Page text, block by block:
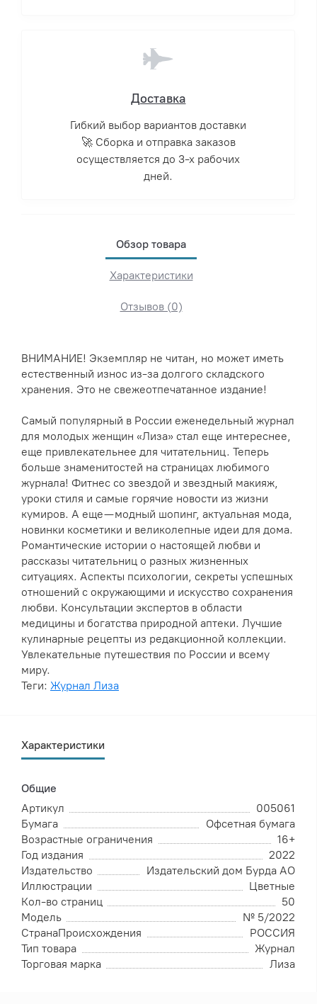
Доставка
Гибкий выбор вариантов доставки
🚀 Сборка и отправка заказов
осуществляется до 3-х рабочих
дней.
Обзор товара
Характеристики
Отзывов (0)
ВНИМАНИЕ! Экземпляр не читан, но может иметь
естественный износ из-за долгого складского
хранения. Это не свежеотпечатанное издание!
Самый популярный в России еженедельный журнал
для молодых женщин «Лиза» стал еще интереснее,
еще привлекательнее для читательниц. Теперь
больше знаменитостей на страницах любимого
журнала! Фитнес со звездой и звездный макияж,
уроки стиля и самые горячие новости из жизни
кумиров. А еще — модный шопинг, актуальная мода,
новинки косметики и великолепные идеи для дома.
Романтические истории о настоящей любви и
рассказы читательниц о разных жизненных
ситуациях. Аспекты психологии, секреты успешных
отношений с окружающими и искусство сохранения
любви. Консультации экспертов в области
медицины и богатства природной аптеки. Лучшие
кулинарные рецепты из редакционной коллекции.
Увлекательные путешествия по России и всему
миру.
Теги: Журнал Лиза
Характеристики
Общие
Артикул
005061
Бумага
Офсетная бумага
Возрастные ограничения
16+
Год издания
2022
Издательство
Издательский дом Бурда АО
Иллюстрации
Цветные
Кол-во страниц
50
Модель
№ 5/2022
СтранаПроисхождения
РОССИЯ
Тип товара
Журнал
Торговая марка
Лиза